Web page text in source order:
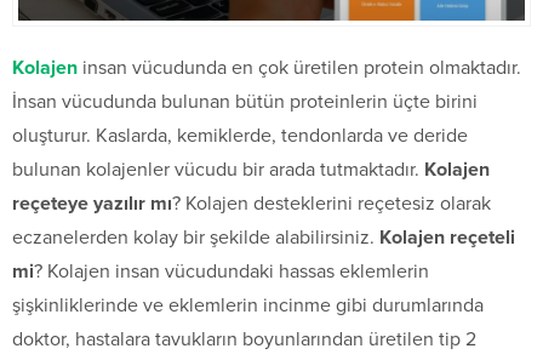
Kolajen insan vücudunda en çok üretilen protein olmaktadır.
İnsan vücudunda bulunan bütün proteinlerin üçte birini
oluşturur. Kaslarda, kemiklerde, tendonlarda ve deride
bulunan kolajenler vücudu bir arada tutmaktadır. Kolajen
reçeteye yazılır mı? Kolajen desteklerini reçetesiz olarak
eczanelerden kolay bir şekilde alabilirsiniz. Kolajen reçeteli
mi? Kolajen insan vücudundaki hassas eklemlerin
şişkinliklerinde ve eklemlerin incinme gibi durumlarında
doktor, hastalara tavukların boyunlarından üretilen tip 2